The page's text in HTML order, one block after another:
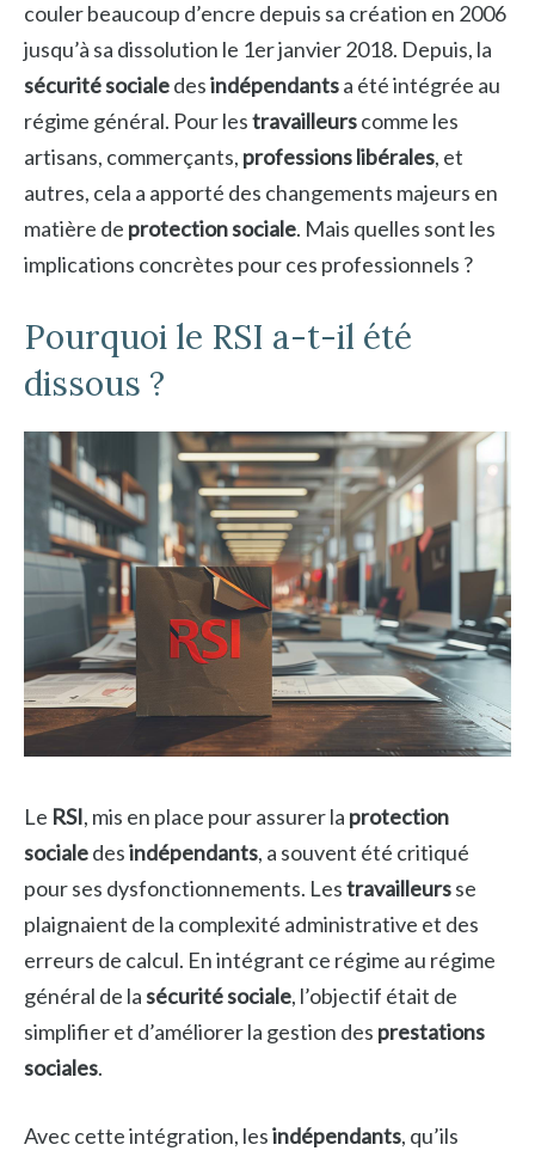
couler beaucoup d’encre depuis sa création en 2006
jusqu’à sa dissolution le 1er janvier 2018. Depuis, la
sécurité socialedesindépendantsa été intégrée au
régime général. Pour lestravailleurscomme les
artisans, commerçants, professions libérales, et
autres, cela a apporté des changements majeurs en
matière de protection sociale. Mais quelles sont les
implications concrètes pour ces professionnels ?
Pourquoi le RSI a-t-il été
dissous ?
Le RSI, mis en place pour assurer la protection
socialedesindépendants, a souvent été critiqué
pour ses dysfonctionnements. Lestravailleursse
plaignaient de la complexité administrative et des
erreurs de calcul. En intégrant ce régime au régime
général de lasécurité sociale, l’objectif était de
simplifier et d’améliorer la gestion des prestations
sociales.
Avec cette intégration, lesindépendants, qu’ils